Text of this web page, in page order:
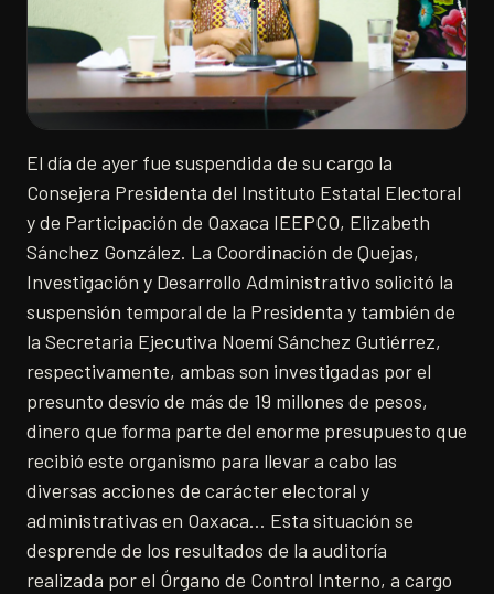
El día de ayer fue suspendida de su cargo la
Consejera Presidenta del Instituto Estatal Electoral
y de Participación de Oaxaca IEEPCO, Elizabeth
Sánchez González. La Coordinación de Quejas,
Investigación y Desarrollo Administrativo solicitó la
suspensión temporal de la Presidenta y también de
la Secretaria Ejecutiva Noemí Sánchez Gutiérrez,
respectivamente, ambas son investigadas por el
presunto desvío de más de 19 millones de pesos,
dinero que forma parte del enorme presupuesto que
recibió este organismo para llevar a cabo las
diversas acciones de carácter electoral y
administrativas en Oaxaca… Esta situación se
desprende de los resultados de la auditoría
realizada por el Órgano de Control Interno, a cargo